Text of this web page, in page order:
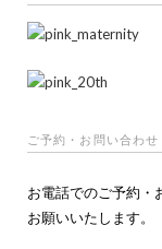
ご予約・お問い合わせ
お電話でのご予約・
お願いいたします。